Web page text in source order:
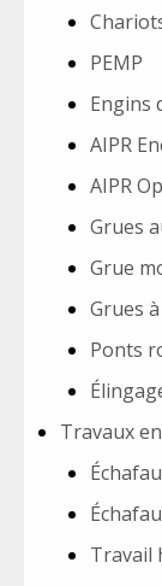
PEMP
Engins
AIPR
AIPR
Grues
Grue
Grues
Ponts
Travaux
Travail